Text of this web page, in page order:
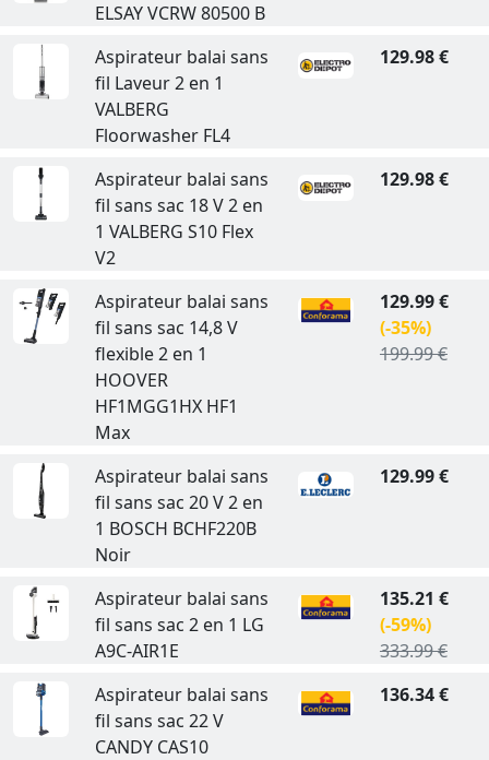
ELSAY VCRW 80500 B
Aspirateur balai sans
fil Laveur 2 en 1
VALBERG
Floorwasher FL4
129.98 €
Aspirateur balai sans
fil sans sac 18 V 2 en
1 VALBERG S10 Flex
V2
129.98 €
Aspirateur balai sans
fil sans sac 14,8 V
flexible 2 en 1
HOOVER
HF1MGG1HX HF1
Max
129.99 €
(-35%)
199.99 €
Aspirateur balai sans
fil sans sac 20 V 2 en
1 BOSCH BCHF220B
Noir
129.99 €
Aspirateur balai sans
fil sans sac 2 en 1 LG
A9C-AIR1E
135.21 €
(-59%)
333.99 €
Aspirateur balai sans
fil sans sac 22 V
CANDY CAS10
136.34 €